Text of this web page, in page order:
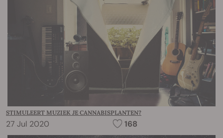
STIMULEERT MUZIEK JE CANNABISPLANTEN?
27 Jul 2020 168